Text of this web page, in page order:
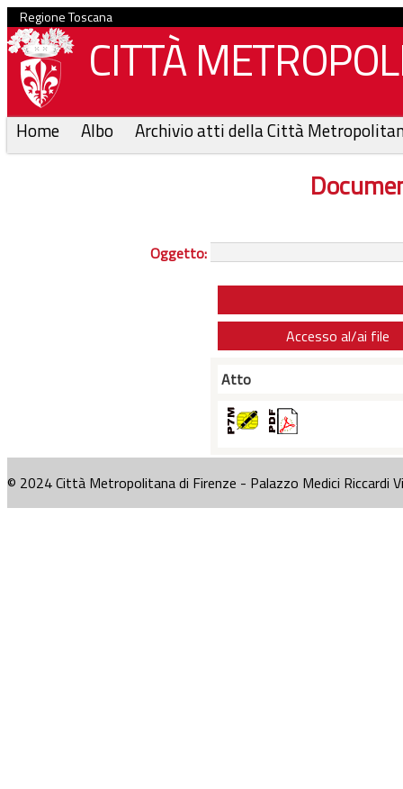
Regione Toscana
CITTÀ
Home Albo Archivio atti della Città
Oggetto:
Accesso al/ai file
Atto
© 2024 Città Metropolitana di Firenze - Palazzo Medici Riccardi